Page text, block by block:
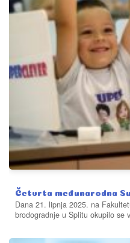
Četvrta međunarodna
Dana 21. lipnja 2025. na
brodogradnje u Splitu okupilo se